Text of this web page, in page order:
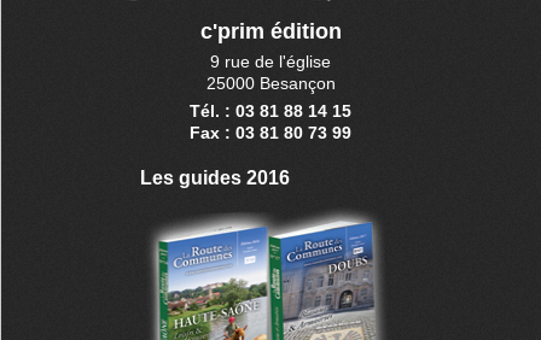
c'prim édition
9 rue de l'église
25000 Besançon
Tél. : 03 81 88 14 15
Fax : 03 81 80 73 99
Les guides 2016